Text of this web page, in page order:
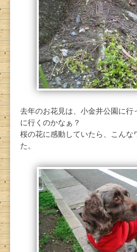
去年のお花見は、小金井公園に行
に行くのかなぁ？
桜の花に感動していたら、こんな
た。